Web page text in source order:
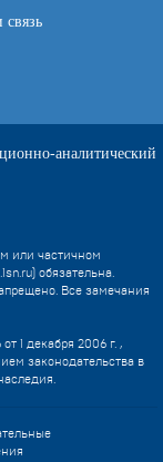
связь
аналитический
или частичном
обязательна.
Все замечания
1 декабря 2006 г. ,
законодательства в